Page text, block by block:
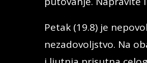
Petak (19.8) je
nezadovoljstvo. Na